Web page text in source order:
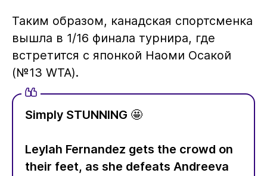
Таким образом, канадская спортсменка
вышла в 1/16 финала турнира, где
встретится с японкой Наоми Осакой
(№13 WTA).
Simply STUNNING 🤩
Leylah Fernandez gets the crowd on
their feet, as she defeats Andreeva